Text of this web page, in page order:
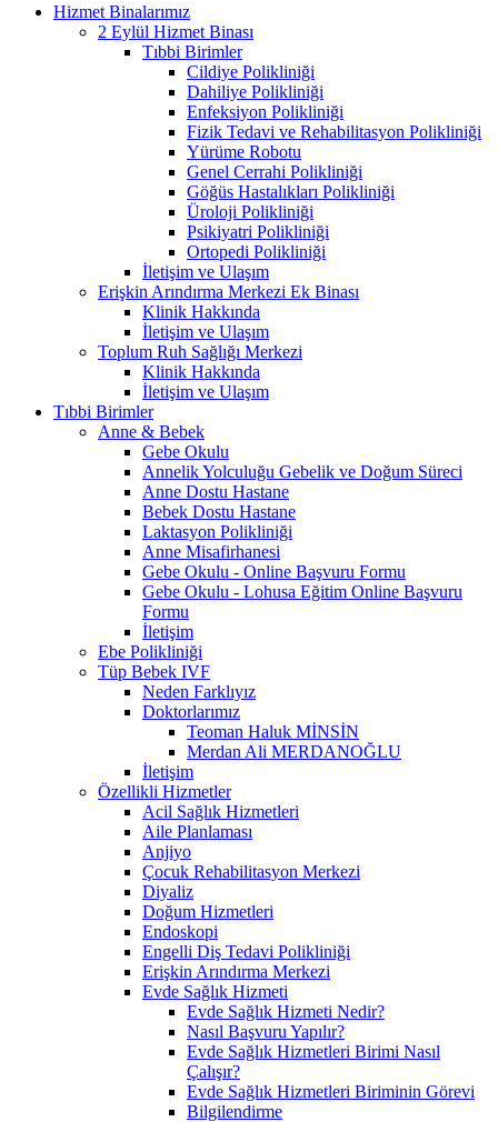
Hizmet Binalarımız
2 Eylül Hizmet Binası
Tıbbi Birimler
Cildiye Polikliniği
Dahiliye Polikliniği
Enfeksiyon Polikliniği
Fizik Tedavi ve Rehabilitasyon Polikliniği
Yürüme Robotu
Genel Cerrahi Polikliniği
Göğüs Hastalıkları Polikliniği
Üroloji Polikliniği
Psikiyatri Polikliniği
Ortopedi Polikliniği
İletişim ve Ulaşım
Erişkin Arındırma Merkezi Ek Binası
Klinik Hakkında
İletişim ve Ulaşım
Toplum Ruh Sağlığı Merkezi
Klinik Hakkında
İletişim ve Ulaşım
Tıbbi Birimler
Anne & Bebek
Gebe Okulu
Annelik Yolculuğu Gebelik ve Doğum Süreci
Anne Dostu Hastane
Bebek Dostu Hastane
Laktasyon Polikliniği
Anne Misafirhanesi
Gebe Okulu - Online Başvuru Formu
Gebe Okulu - Lohusa Eğitim Online Başvuru
Formu
İletişim
Ebe Polikliniği
Tüp Bebek IVF
Neden Farklıyız
Doktorlarımız
Teoman Haluk MİNSİN
Merdan Ali MERDANOĞLU
İletişim
Özellikli Hizmetler
Acil Sağlık Hizmetleri
Aile Planlaması
Anjiyo
Çocuk Rehabilitasyon Merkezi
Diyaliz
Doğum Hizmetleri
Endoskopi
Engelli Diş Tedavi Polikliniği
Erişkin Arındırma Merkezi
Evde Sağlık Hizmeti
Evde Sağlık Hizmeti Nedir?
Nasıl Başvuru Yapılır?
Evde Sağlık Hizmetleri Birimi Nasıl
Çalışır?
Evde Sağlık Hizmetleri Biriminin Görevi
Bilgilendirme